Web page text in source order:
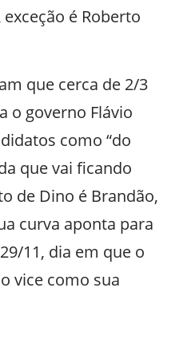
é Roberto
que cerca de 2/3
o governo Flávio
como “do
que vai ficando
de Dino é Brandão,
curva aponta para
11, dia em que o
vice como sua